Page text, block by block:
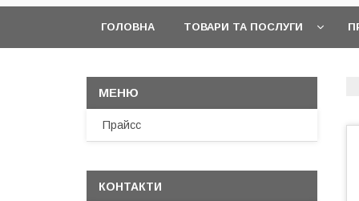
ГОЛОВНА ТОВАРИ ТА ПОСЛУГИ
Прайсс
КОНТАКТИ